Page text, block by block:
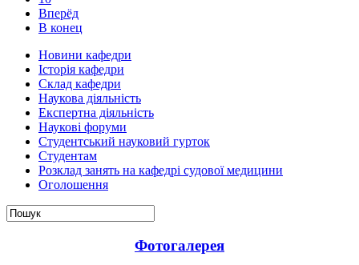
Вперёд
В конец
Новини кафедри
Історія кафедри
Склад кафедри
Наукова діяльність
Експертна діяльність
Наукові форуми
Студентський науковий гурток
Студентам
Розклад занять на кафедрі судової медицини
Оголошення
Фотогалерея